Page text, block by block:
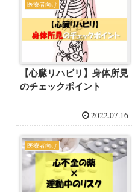
医療者向け
【心臓リハビリ】身体所見
のチェックポイント
2022.07.16
医療者向け